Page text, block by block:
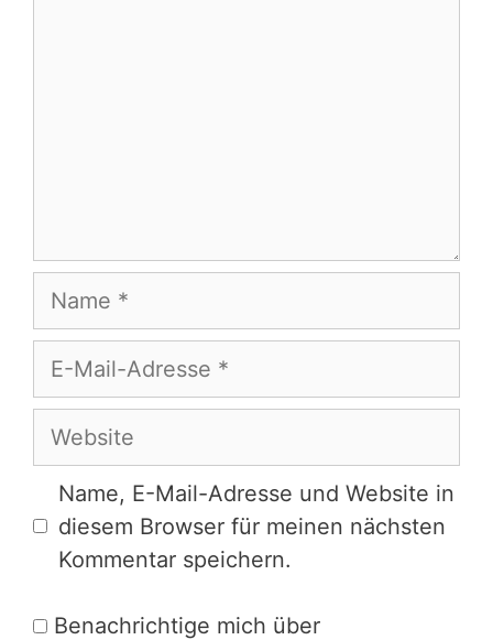
Name
E-
Adresse
Website
Name, E-Mail-Adresse und Website in
diesem Browser für meinen nächsten
Kommentar speichern.
Benachrichtige mich über